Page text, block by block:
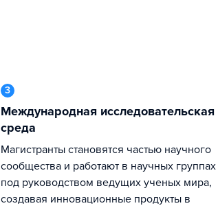
3
Международная исследовательская
среда
Магистранты становятся частью научного
сообщества и работают в научных группах
под руководством ведущих ученых мира,
создавая инновационные продукты в